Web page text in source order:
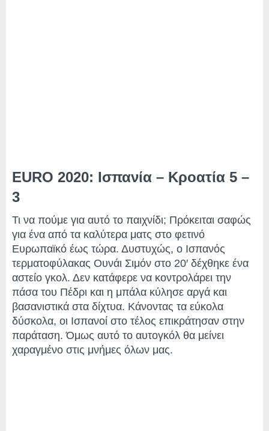
EURO 2020: Ισπανία – Κροατία 5 –
3
Τι να πούμε για αυτό το παιχνίδι; Πρόκειται σαφώς
για ένα από τα καλύτερα ματς στο φετινό
Ευρωπαϊκό έως τώρα. Δυστυχώς, ο Ισπανός
τερματοφύλακας Ουνάι Σιμόν στο 20′ δέχθηκε ένα
αστείο γκολ. Δεν κατάφερε να κοντρολάρει την
πάσα του Πέδρι και η μπάλα κύλησε αργά και
βασανιστικά στα δίχτυα. Κάνοντας τα εύκολα
δύσκολα, οι Ισπανοί στο τέλος επικράτησαν στην
παράταση. Όμως αυτό το αυτογκόλ θα μείνει
χαραγμένο στις μνήμες όλων μας.